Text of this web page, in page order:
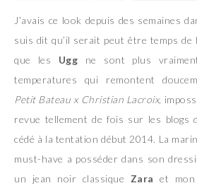
J’avais ce look depuis des semaines
suis dit qu’il serait peut être temps de
que les Ugg ne sont plus
temperatures qui remontent
Petit Bateau x Christian Lacroix,
revue tellement de fois sur les blogs
cédé à la tentation début 2014. La
must-have a posséder dans son
un jean noir classique Zara et mon